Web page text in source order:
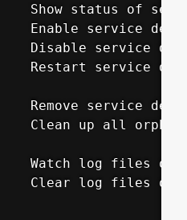
Show status of
Enable service
Disable service
Restart service
Remove service
Clean up all
Watch log files of
Clear log files of